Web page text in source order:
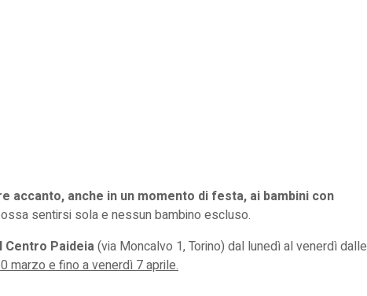
accanto, anche in un momento di festa, ai bambini con
sentirsi sola e nessun bambino escluso.
Centro Paideia(via Moncalvo 1, Torino) dal lunedì al venerdì dalle
marzo e fino a venerdì 7 aprile.